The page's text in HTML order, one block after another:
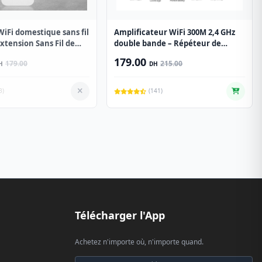
domestique sans fil
Sans Fil de
179.00
Amplificateur WiFi 300M 2,4 GHz
double bande – Répéteur de
179.00 DH 215.00
(141)
Télécharger l'App
Achetez n'importe où, n'importe quand.